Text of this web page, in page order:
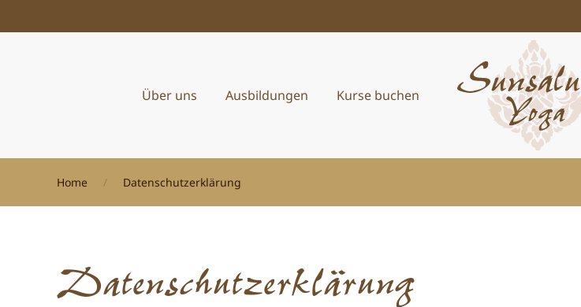
Über uns Ausbildungen Kurse buchen
Home Datenschutzerklärung
Datenschutzerklärung